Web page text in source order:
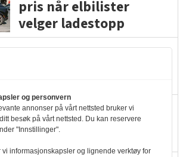
pris når elbilister
velger ladestopp
Potetball, kylling og 98
oktan
og personvern
annonser på vårt nettsted bruker vi
besøk på vårt nettsted. Du kan reservere
"Innstillinger".
vi informasjonskapsler og lignende verktøy for